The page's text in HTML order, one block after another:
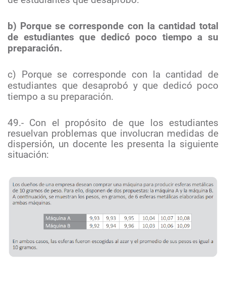
b) Porque se corresponde con la cantidad total
de estudiantes que dedicó poco tiempo a su
preparación.
c) Porque se corresponde con la cantidad de
estudiantes que desaprobó y que dedicó poco
tiempo a su preparación.
49.- Con el propósito de que los estudiantes
resuelvan problemas que involucran medidas de
dispersión, un docente les presenta la siguiente
situación: